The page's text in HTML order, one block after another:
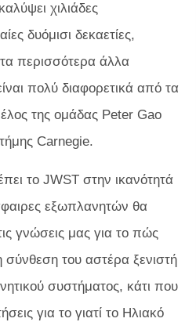
χιλιάδες
δυόμισι δεκαετίες,
περισσότερα άλλα
πολύ διαφορετικά από τα
της ομάδας Peter Gao
Carnegie.
το JWST στην ικανότητά
εξωπλανητών θα
γνώσεις μας για το πώς
του αστέρα ξενιστή
συστήματος, κάτι που
για το γιατί το Ηλιακό